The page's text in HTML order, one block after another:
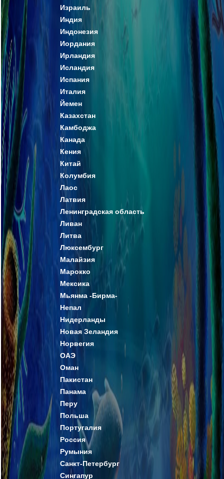
Израиль
Индия
Индонезия
Иордания
Ирландия
Исландия
Испания
Италия
Йемен
Казахстан
Камбоджа
Канада
Кения
Китай
Колумбия
Лаос
Латвия
Ленинградская область
Ливан
Литва
Люксембург
Малайзия
Марокко
Мексика
Мьянма -Бирма-
Непал
Нидерланды
Новая Зеландия
Норвегия
ОАЭ
Оман
Пакистан
Панама
Перу
Польша
Португалия
Россия
Румыния
Санкт-Петербург
Сингапур